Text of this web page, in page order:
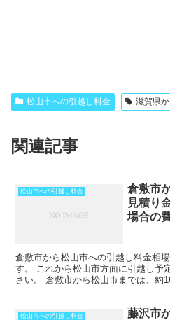
松山市への引越し料金 滋賀県
関連記事
松山市への引越し料金
倉敷市
見積り
場合の
倉敷市から松山市への引越し料金相
す。 これから松山市方面に引越し予
さい。 倉敷市から松山市までは、約
松山市への引越し料金
藤沢市